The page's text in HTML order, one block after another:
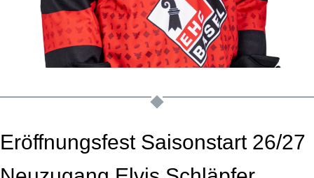
Eröffnungsfest Saisonstart 26/27